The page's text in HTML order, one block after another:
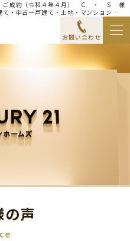
・ご成約（令和４年４月） Ｃ ・ Ｓ 様
・中古一戸建て・土地・マンション）な
お問い合わせ
の声